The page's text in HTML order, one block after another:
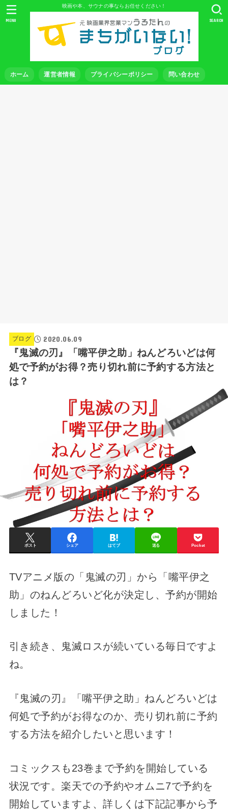
映画や本、サウナの事ならお任せください！
ホーム 運営者情報 プライバシーポリシー 問い合わせ
SEARCH
MENU
ブログ 2020.06.09
『鬼滅の刃』「嘴平伊之助」ねんどろいどは何
処で予約がお得？売り切れ前に予約する方法と
は？
ポスト シェア はてブ 送る Pocket
TVアニメ版の「鬼滅の刃」から「嘴平伊之
助」のねんどろいど化が決定し、予約が開始
しました！
引き続き、鬼滅ロスが続いている毎日ですよ
ね。
『鬼滅の刃』「嘴平伊之助」ねんどろいどは
何処で予約がお得なのか、売り切れ前に予約
する方法を紹介したいと思います！
コミックスも23巻まで予約を開始している
状況です。楽天での予約やオムニ7で予約を
開始していますよ、詳しくは下記記事から予